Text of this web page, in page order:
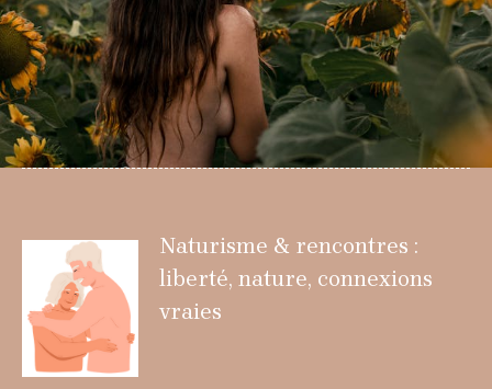
Naturisme & rencontres :
liberté, nature, connexions
vraies